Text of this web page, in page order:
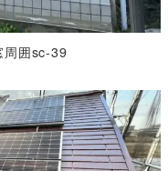
周囲sc-39